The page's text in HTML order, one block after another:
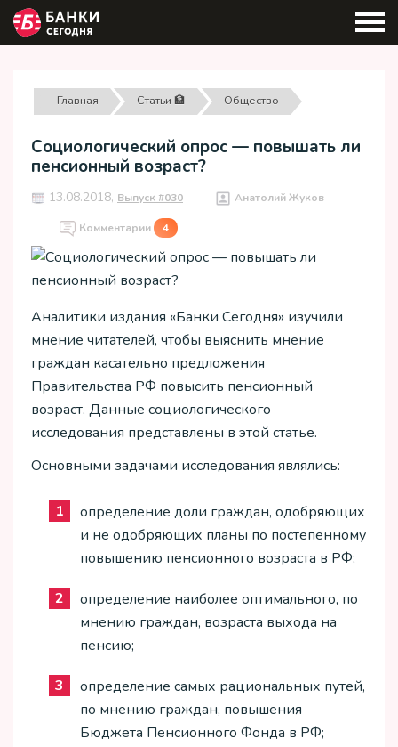
Главная Статьи 🏦 Общество
Социологический опрос — повышать ли
пенсионный возраст?
13.08.2018, Выпуск #030 Анатолий Жуков
Комментарии 4
Аналитики издания «Банки Сегодня» изучили
мнение читателей, чтобы выяснить мнение
граждан касательно предложения
Правительства РФ повысить пенсионный
возраст. Данные социологического
исследования представлены в этой статье.
Основными задачами исследования являлись:
определение доли граждан, одобряющих
и не одобряющих планы по постепенному
повышению пенсионного возраста в РФ;
определение наиболее оптимального, по
мнению граждан, возраста выхода на
пенсию;
определение самых рациональных путей,
по мнению граждан, повышения
Бюджета Пенсионного Фонда в РФ;